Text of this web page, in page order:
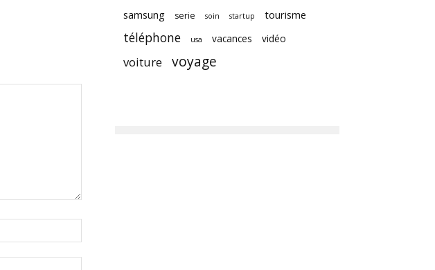
samsung serie soin startup tourisme
téléphone usa vacances vidéo
voiture voyage